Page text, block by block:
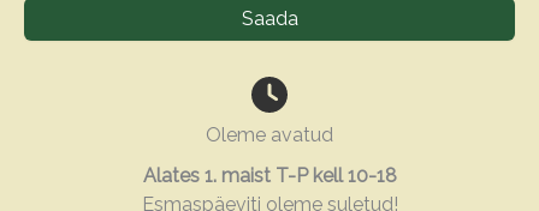
Oleme avatud
Alates 1. maist T-P kell 10-18
Esmaspäeviti oleme suletud!